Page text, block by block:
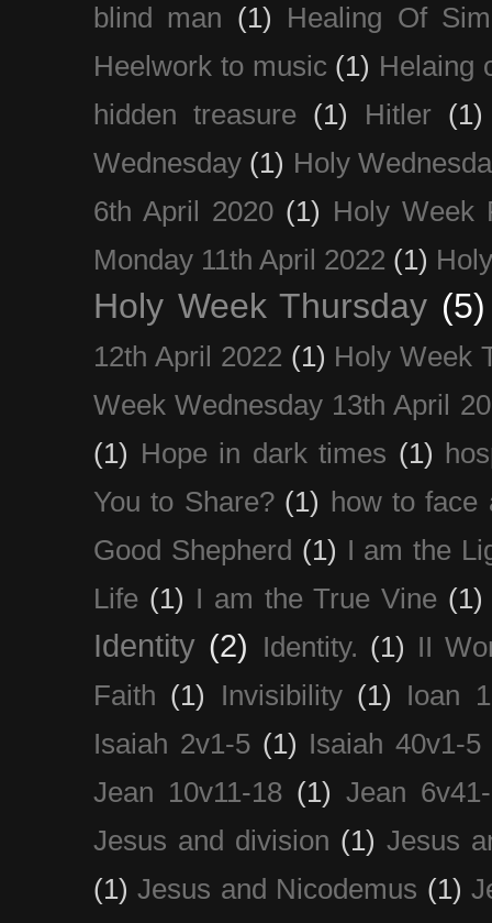
blind man (1)
Healing Of
Heelwork to music (1) Helaing
hidden treasure
(1) Hitler
(1)
Wednesday (1) Holy
6th April 2020 (1) Holy Week
Monday 11th April 2022 (1)
Holy Week Thursday (5)
12th April 2022 (1) Holy Week
Week Wednesday 13th April
(1) Hope in dark times (1)
You to Share? (1) how to face
Good Shepherd (1) I am the
Life (1) I am the True Vine (1)
Identity (2) Identity. (1) II
Faith (1) Invisibility (1)
Ioan
Isaiah 2v1-5 (1) Isaiah 40v1-5
Jean 10v11-18 (1) Jean
Jesus and division (1) Jesus
(1) Jesus and Nicodemus (1)